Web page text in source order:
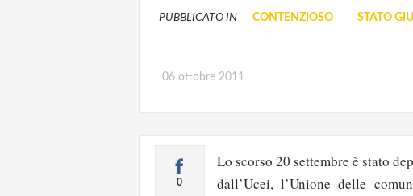
PUBBLICATO IN CONTENZIOSO STATO
06 ottobre 2011
0
Lo scorso 20 settembre è stato
dall’Ucei, l’Unione delle